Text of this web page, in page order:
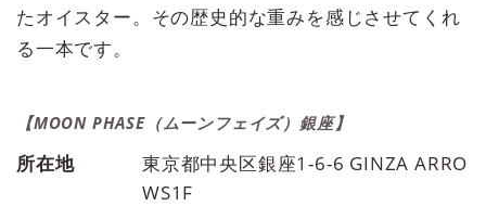
たオイスター。その歴史的な重みを感じさせてくれ
る一本です。
所在地
東京都中央区銀座1-6-6 GINZA ARRO
WS1F
【MOON PHASE（ムーンフェイズ）銀座】